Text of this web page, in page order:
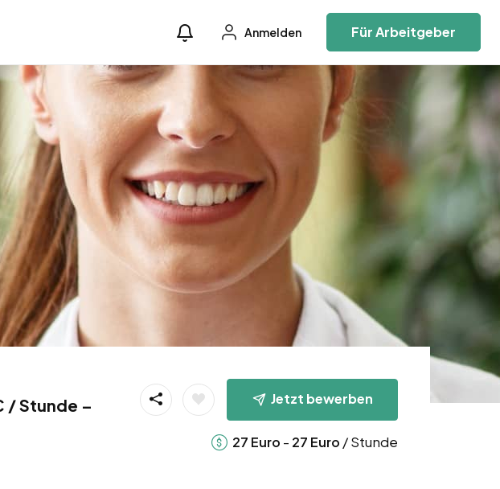
Anmelden Für Arbeitgeber
/ Stunde –
Jetzt bewerben
27 Euro - 27 Euro / Stunde